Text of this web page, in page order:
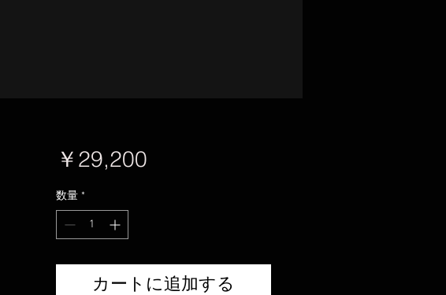
￥29,200価
数量 *
カートに追加する